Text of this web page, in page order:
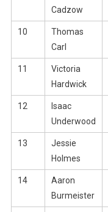
Cadzow
10
Thomas
Carl
11
Victoria
Hardwick
12
Isaac
Underwood
13
Jessie
Holmes
14
Aaron
Burmeister